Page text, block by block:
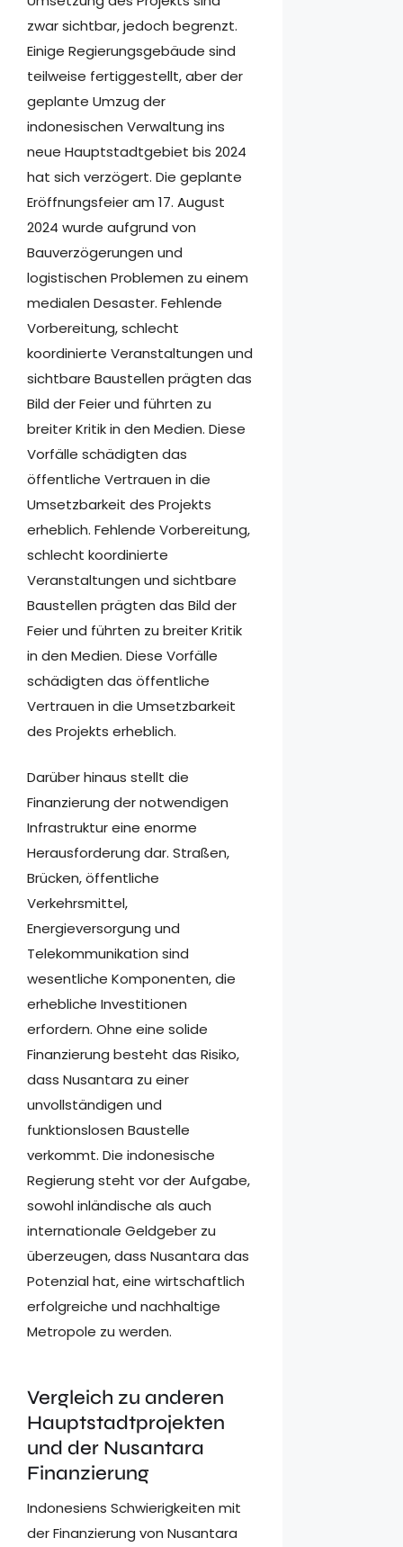
zwar sichtbar, jedoch begrenzt.
Einige Regierungsgebäude sind
teilweise fertiggestellt, aber der
geplante Umzug der
indonesischen Verwaltung ins
neue Hauptstadtgebiet bis 2024
hat sich verzögert. Die geplante
Eröffnungsfeier am 17. August
2024 wurde aufgrund von
Bauverzögerungen und
logistischen Problemen zu einem
medialen Desaster. Fehlende
Vorbereitung, schlecht
koordinierte Veranstaltungen und
sichtbare Baustellen prägten das
Bild der Feier und führten zu
breiter Kritik in den Medien. Diese
Vorfälle schädigten das
öffentliche Vertrauen in die
Umsetzbarkeit des Projekts
erheblich. Fehlende Vorbereitung,
schlecht koordinierte
Veranstaltungen und sichtbare
Baustellen prägten das Bild der
Feier und führten zu breiter Kritik
in den Medien. Diese Vorfälle
schädigten das öffentliche
Vertrauen in die Umsetzbarkeit
des Projekts erheblich.
Darüber hinaus stellt die
Finanzierung der notwendigen
Infrastruktur eine enorme
Herausforderung dar. Straßen,
Brücken, öffentliche
Verkehrsmittel,
Energieversorgung und
Telekommunikation sind
wesentliche Komponenten, die
erhebliche Investitionen
erfordern. Ohne eine solide
Finanzierung besteht das Risiko,
dass Nusantara zu einer
unvollständigen und
funktionslosen Baustelle
verkommt. Die indonesische
Regierung steht vor der Aufgabe,
sowohl inländische als auch
internationale Geldgeber zu
überzeugen, dass Nusantara das
Potenzial hat, eine wirtschaftlich
erfolgreiche und nachhaltige
Metropole zu werden.
Vergleich zu anderen
Hauptstadtprojekten
und der Nusantara
Finanzierung
Indonesiens Schwierigkeiten mit
der Finanzierung von Nusantara